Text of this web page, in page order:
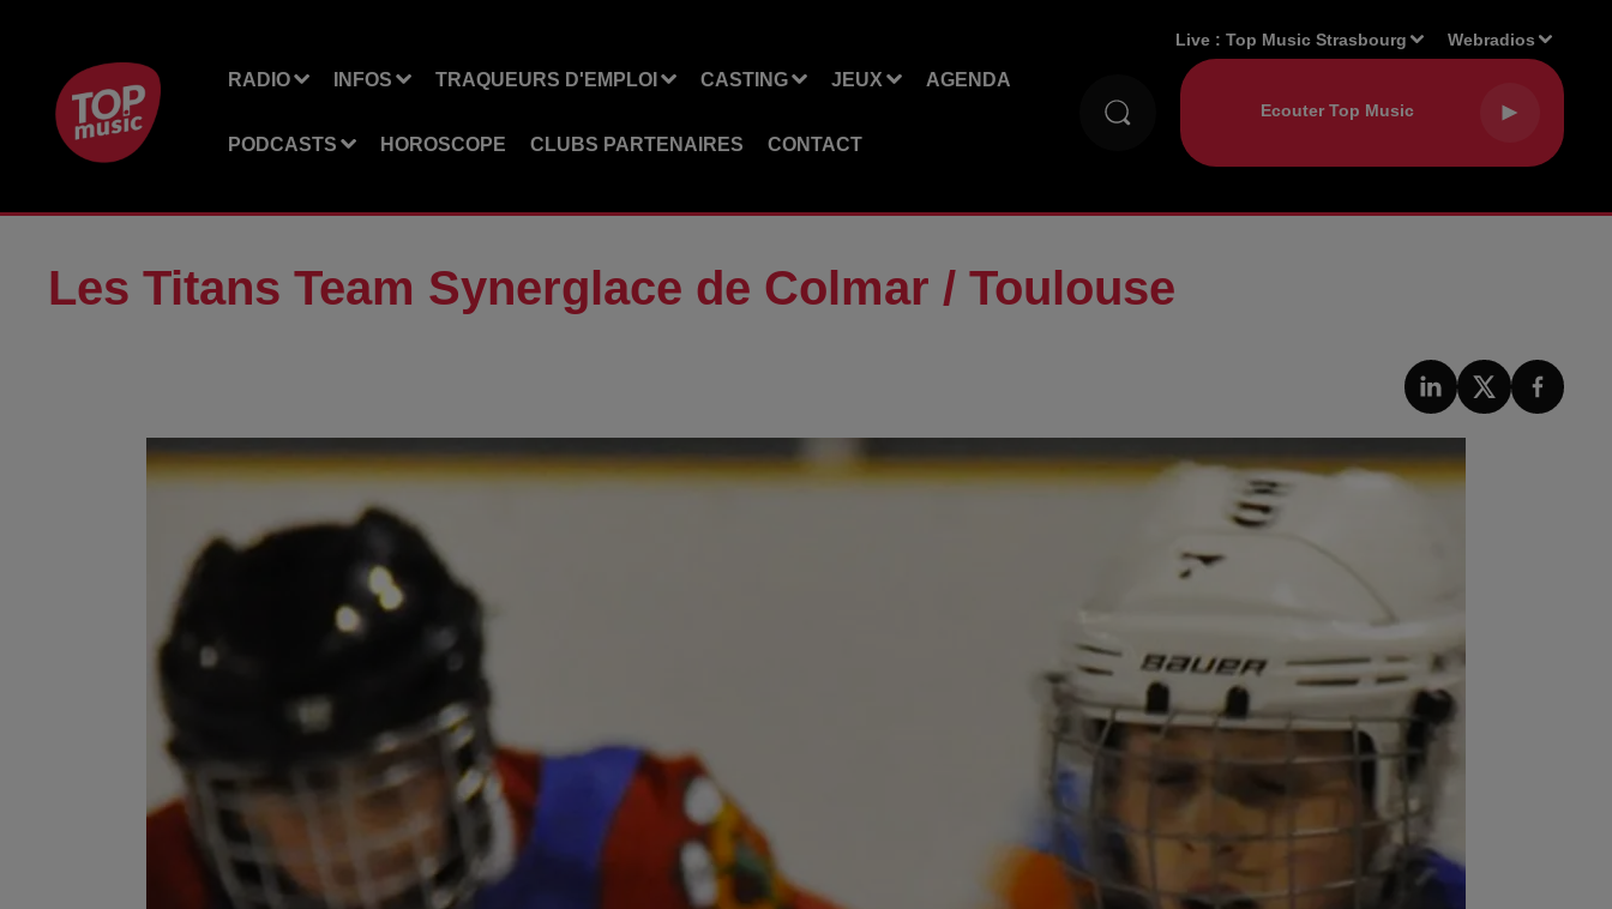
RADIO INFOS TRAQUEURS D'EMPLOI CASTING JEUX AGENDA
PODCASTS HOROSCOPE CLUBS PARTENAIRES CONTACT
Live :Top Music Strasbourg Webradios
Les Titans Team Synerglace de Colmar / Toulouse